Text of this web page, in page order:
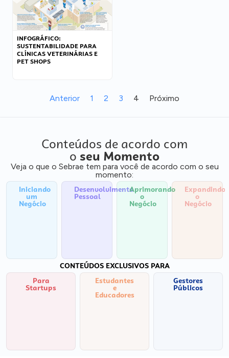
INFOGRÁFICO:
SUSTENTABILIDADE PARA
CLÍNICAS VETERINÁRIAS E
PET SHOPS
Anterior 1 2 3 4 Próximo
Conteúdos de acordo com
o seu Momento
Veja o que o Sebrae tem para você de acordo com o seu
momento:
Iniciando
um
Negócio
Desenvolvimento
Pessoal
Aprimorando
o
Negócio
Expandindo
o
Negócio
CONTEÚDOS EXCLUSIVOS PARA
Para
Startups
Estudantes
e
Educadores
Gestores
Públicos